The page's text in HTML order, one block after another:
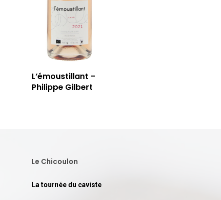
L’émoustillant –
Philippe Gilbert
Le Chicoulon
La tournée du caviste